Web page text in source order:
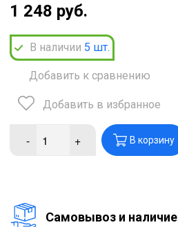
1 248 руб.
В наличии 5 шт.
Добавить к сравнению
Добавить в избранное
- + В корзину
Cамовывоз и